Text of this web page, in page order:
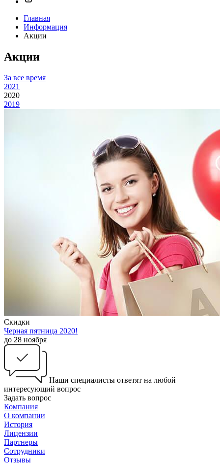
Главная
Информация
Акции
Акции
За все время
2021
2020
2019
Скидки
Черная пятница 2020!
до 28 ноября
Наши специалисты ответят на любой
интересующий вопрос
Задать вопрос
Компания
О компании
История
Лицензии
Партнеры
Сотрудники
Отзывы